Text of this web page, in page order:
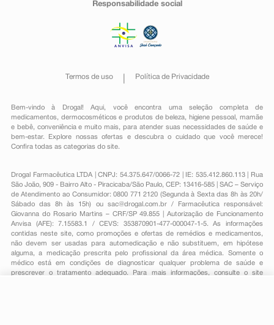
Responsabilidade social
Termos de uso Política de Privacidade
Bem-vindo à Drogal! Aqui, você encontra uma seleção completa de
medicamentos , dermocosméticos e produtos de beleza, higiene pessoal ,mamãe
e bebê, conveniênciae muito mais, para atender suas necessidades de saúde e
bem-estar. Explore nossas ofertas e descubra o cuidado que você merece!
Confira todas as categorias do site.
Drogal Farmacêutica LTDA | CNPJ: 54.375.647/0066-72 | IE: 535.412.860.113 | Rua
São João, 909 - Bairro Alto - Piracicaba/São Paulo, CEP: 13416-585 | SAC – Serviço
de Atendimento ao Consumidor: 0800 771 2120 (Segunda à Sexta das 8h às 20h/
Sábado das 8h às 15h) ou sac@drogal.com.br/ Farmacêutica responsável:
Giovanna do Rosario Martins – CRF/SP 49.855 | Autorização de Funcionamento
Anvisa (AFE): 7.15583.1 / CEVS: 353870901-477-000047-1-5. As informações
contidas neste site, como promoções e ofertas de remédios e medicamentos,
não devem ser usadas para automedicação e não substituem, em hipótese
alguma, a medicação prescrita pelo profissional da área médica. Somente o
médico está em condições de diagnosticar qualquer problema de saúde e
prescrever o tratamento adequado. Para mais informações, consulte o site